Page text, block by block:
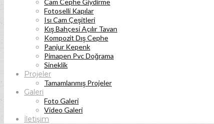
Cam Cephe Giydirme
Fotoselli Kapılar
Isı Cam Çeşitleri
Kış Bahçesi Açılır Tavan
Kompozit Dış Cephe
Panjur Kepenk
Pimapen Pvc Doğrama
Sineklik
Projeler
Tamamlanmış Projeler
Galeri
Foto Galeri
Video Galeri
İletişim